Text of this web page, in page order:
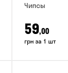
Чипсы
59,00
грн за 1 шт